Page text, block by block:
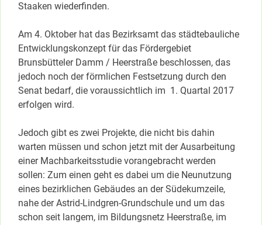
Staaken wiederfinden.
Am 4. Oktober hat das Bezirksamt das städtebauliche
Entwicklungskonzept für das Fördergebiet
Brunsbütteler Damm / Heerstraße beschlossen, das
jedoch noch der förmlichen Festsetzung durch den
Senat bedarf, die voraussichtlich im 1. Quartal 2017
erfolgen wird.
Jedoch gibt es zwei Projekte, die nicht bis dahin
warten müssen und schon jetzt mit der Ausarbeitung
einer Machbarkeitsstudie vorangebracht werden
sollen: Zum einen geht es dabei um die Neunutzung
eines bezirklichen Gebäudes an der Südekumzeile,
nahe der Astrid-Lindgren-Grundschule und um das
schon seit langem, im Bildungsnetz Heerstraße, im